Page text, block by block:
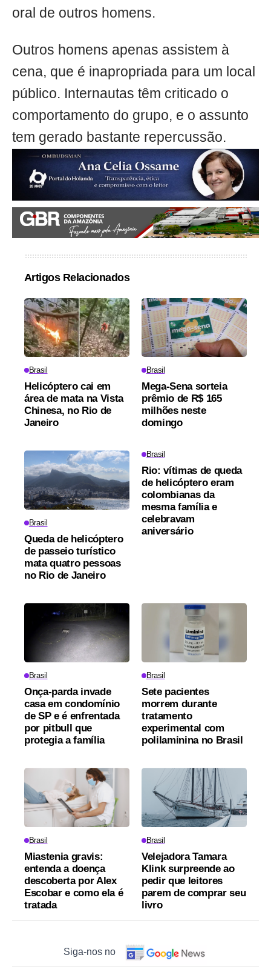
oral de outros homens.
Outros homens apenas assistem à
cena, que é inapropriada para um local
público. Internautas têm criticado o
comportamento do grupo, e o assunto
tem gerado bastante repercussão.
Artigos Relacionados
Brasil
Helicóptero cai em
área de mata na Vista
Chinesa, no Rio de
Janeiro
Brasil
Mega-Sena sorteia
prêmio de R$ 165
milhões neste
domingo
Brasil
Queda de helicóptero
de passeio turístico
mata quatro pessoas
no Rio de Janeiro
Brasil
Rio: vítimas de queda
de helicóptero eram
colombianas da
mesma família e
celebravam
aniversário
Brasil
Onça-parda invade
casa em condomínio
de SP e é enfrentada
por pitbull que
protegia a família
Brasil
Sete pacientes
morrem durante
tratamento
experimental com
polilaminina no Brasil
Brasil
Miastenia gravis:
entenda a doença
descoberta por Alex
Escobar e como ela é
tratada
Brasil
Velejadora Tamara
Klink surpreende ao
pedir que leitores
parem de comprar seu
livro
Siga-nos no